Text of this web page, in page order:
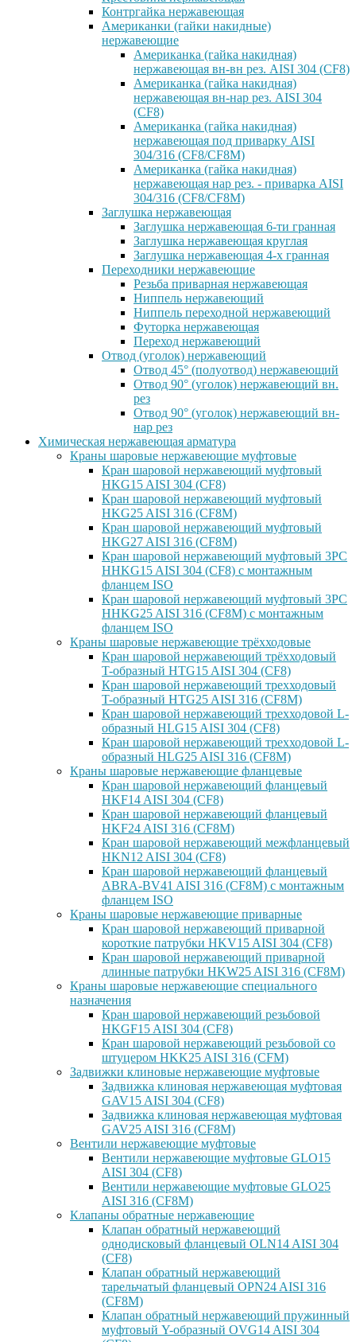
Контргайка нержавеющая
Американки (гайки накидные)
нержавеющие
Американка (гайка накидная)
нержавеющая вн-вн рез. AISI 304 (CF8)
Американка (гайка накидная)
нержавеющая вн-нар рез. AISI 304
(CF8)
Американка (гайка накидная)
нержавеющая под приварку AISI
304/316 (CF8/CF8M)
Американка (гайка накидная)
нержавеющая нар рез. - приварка AISI
304/316 (CF8/CF8M)
Заглушка нержавеющая
Заглушка нержавеющая 6-ти гранная
Заглушка нержавеющая круглая
Заглушка нержавеющая 4-х гранная
Переходники нержавеющие
Резьба приварная нержавеющая
Ниппель нержавеющий
Ниппель переходной нержавеющий
Футорка нержавеющая
Переход нержавеющий
Отвод (уголок) нержавеющий
Отвод 45° (полуотвод) нержавеющий
Отвод 90° (уголок) нержавеющий вн.
рез
Отвод 90° (уголок) нержавеющий вн-
нар рез
Химическая нержавеющая арматура
Краны шаровые нержавеющие муфтовые
Кран шаровой нержавеющий муфтовый
HKG15 AISI 304 (CF8)
Кран шаровой нержавеющий муфтовый
HKG25 AISI 316 (CF8M)
Кран шаровой нержавеющий муфтовый
HKG27 AISI 316 (CF8M)
Кран шаровой нержавеющий муфтовый 3PC
HHKG15 AISI 304 (CF8) с монтажным
фланцем ISO
Кран шаровой нержавеющий муфтовый 3PC
HHKG25 AISI 316 (CF8M) с монтажным
фланцем ISO
Краны шаровые нержавеющие трёхходовые
Кран шаровой нержавеющий трёхходовый
T-образный HTG15 AISI 304 (CF8)
Кран шаровой нержавеющий трехходовый
T-образный HTG25 AISI 316 (CF8M)
Кран шаровой нержавеющий трехходовой L-
образный HLG15 AISI 304 (CF8)
Кран шаровой нержавеющий трехходовой L-
образный HLG25 AISI 316 (CF8M)
Краны шаровые нержавеющие фланцевые
Кран шаровой нержавеющий фланцевый
HKF14 AISI 304 (CF8)
Кран шаровой нержавеющий фланцевый
HKF24 AISI 316 (CF8M)
Кран шаровой нержавеющий межфланцевый
HKN12 AISI 304 (CF8)
Кран шаровой нержавеющий фланцевый
ABRA-BV41 AISI 316 (CF8M) с монтажным
фланцем ISO
Краны шаровые нержавеющие приварные
Кран шаровой нержавеющий приварной
короткие патрубки HKV15 AISI 304 (CF8)
Кран шаровой нержавеющий приварной
длинные патрубки HKW25 AISI 316 (CF8M)
Краны шаровые нержавеющие специального
назначения
Кран шаровой нержавеющий резьбовой
HKGF15 AISI 304 (CF8)
Кран шаровой нержавеющий резьбовой со
штуцером HKK25 AISI 316 (CFM)
Задвижки клиновые нержавеющие муфтовые
Задвижка клиновая нержавеющая муфтовая
GAV15 AISI 304 (CF8)
Задвижка клиновая нержавеющая муфтовая
GAV25 AISI 316 (CF8M)
Вентили нержавеющие муфтовые
Вентили нержавеющие муфтовые GLO15
AISI 304 (CF8)
Вентили нержавеющие муфтовые GLO25
AISI 316 (CF8M)
Клапаны обратные нержавеющие
Клапан обратный нержавеющий
однодисковый фланцевый OLN14 AISI 304
(CF8)
Клапан обратный нержавеющий
тарельчатый фланцевый OPN24 AISI 316
(CF8M)
Клапан обратный нержавеющий пружинный
муфтовый Y-образный OVG14 AISI 304